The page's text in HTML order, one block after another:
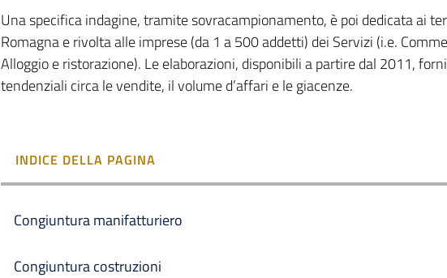
Una specifica indagine, tramite sovracampionamento, è poi dedicata ai
Romagna e rivolta alle imprese (da 1 a 500 addetti) dei Servizi (i.e.
Alloggio e ristorazione). Le elaborazioni, disponibili a partire dal 2011,
tendenziali circa le vendite, il volume d’affari e le giacenze.
INDICE DELLA PAGINA
Congiuntura manifatturiero
Congiuntura costruzioni